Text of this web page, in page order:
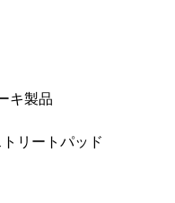
キ製品
リートパッド